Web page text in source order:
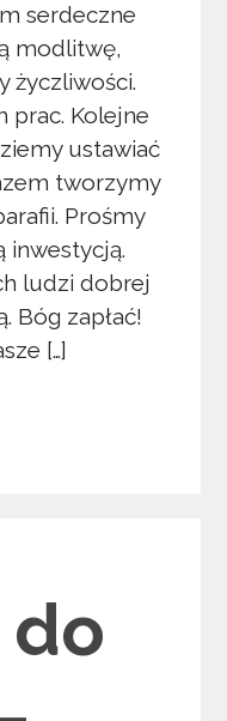
serdeczne
modlitwę,
życzliwości.
prac. Kolejne
ustawiać
tworzymy
Prośmy
inwestycją.
ludzi dobrej
Bóg zapłać!
[…]